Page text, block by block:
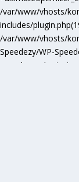
/var/www/vhosts/
includes/
/var/www/vhosts/
Speedezy/WP-